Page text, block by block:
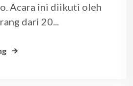
Acara ini diikuti oleh
dari 20...